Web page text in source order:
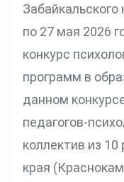
Забайкальского
по 27 мая 2026
конкурс
программ в
данном
педагогов-
коллектив из 10
края